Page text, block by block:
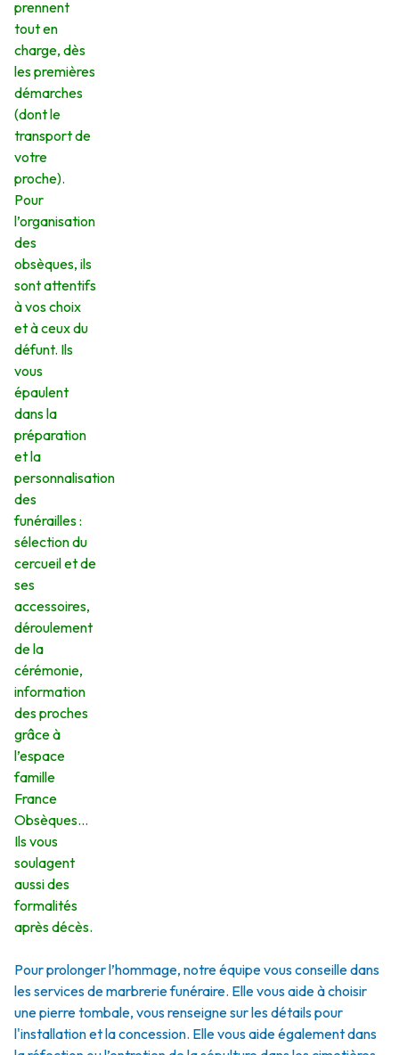
prennent
tout en
charge, dès
les premières
démarches
(dont le
transport de
votre
proche).
Pour
l’organisation
des
obsèques, ils
sont attentifs
à vos choix
et à ceux du
défunt. Ils
vous
épaulent
dans la
préparation
et la
personnalisation
des
funérailles :
sélection du
cercueil et de
ses
accessoires,
déroulement
de la
cérémonie,
information
des proches
grâce à
l’espace
famille
France
Obsèques…
Ils vous
soulagent
aussi des
formalités
après décès.
Pour prolonger l’hommage, notre équipe vous conseille dans
les services de marbrerie funéraire. Elle vous aide à choisir
une pierre tombale, vous renseigne sur les détails pour
l'installation et la concession. Elle vous aide également dans